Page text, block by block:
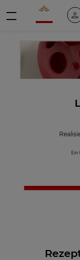
Valrhona -
Ein